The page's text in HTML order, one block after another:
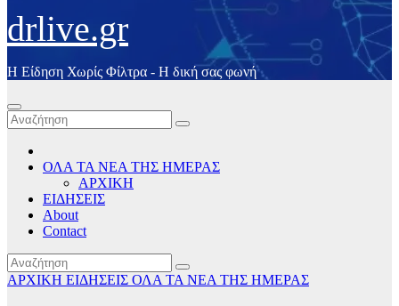
drlive.gr
Η Είδηση Χωρίς Φίλτρα - H δική σας φωνή
ΟΛΑ ΤΑ ΝΕΑ ΤΗΣ ΗΜΕΡΑΣ
ΑΡΧΙΚΗ
ΕΙΔΗΣΕΙΣ
About
Contact
ΑΡΧΙΚΗ ΕΙΔΗΣΕΙΣ ΟΛΑ ΤΑ ΝΕΑ ΤΗΣ ΗΜΕΡΑΣ